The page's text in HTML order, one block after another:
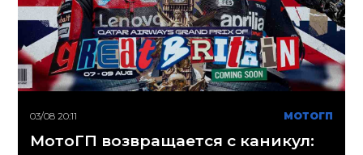
03/08 20:11 МОТОГП
МотоГП возвращается с каникул: